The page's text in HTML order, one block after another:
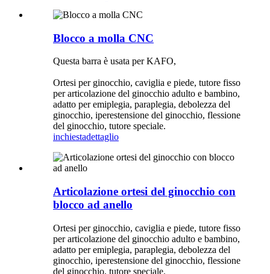
Blocco a molla CNC
Questa barra è usata per KAFO,
Ortesi per ginocchio, caviglia e piede, tutore fisso
per articolazione del ginocchio adulto e bambino,
adatto per emiplegia, paraplegia, debolezza del
ginocchio, iperestensione del ginocchio, flessione
del ginocchio, tutore speciale.
inchiestadettaglio
Articolazione ortesi del ginocchio con
blocco ad anello
Ortesi per ginocchio, caviglia e piede, tutore fisso
per articolazione del ginocchio adulto e bambino,
adatto per emiplegia, paraplegia, debolezza del
ginocchio, iperestensione del ginocchio, flessione
del ginocchio, tutore speciale.